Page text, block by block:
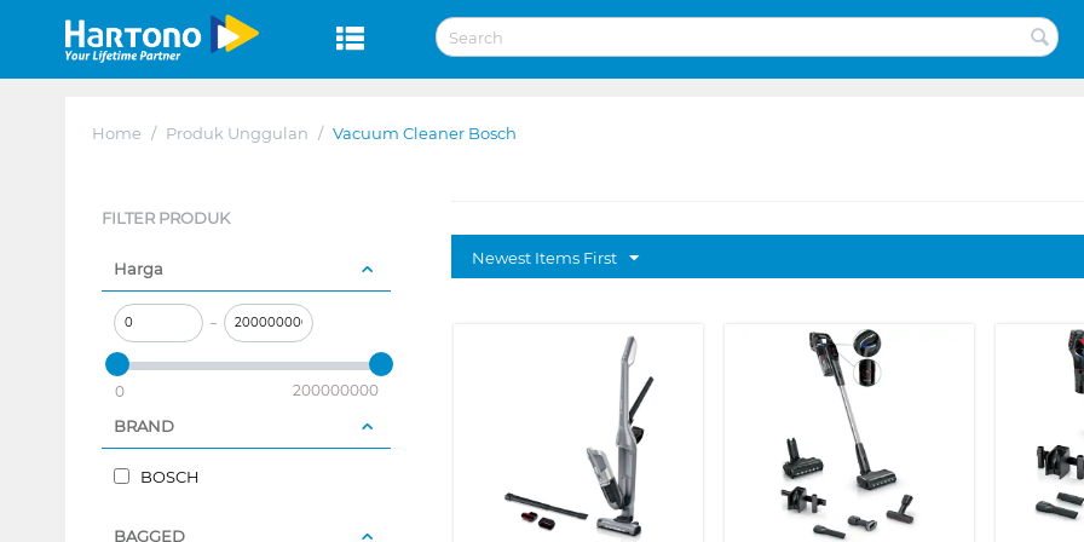
Home / Produk Unggulan / Vacuum Cleaner Bosch
FILTER PRODUK
Harga
–
0 200000000
BRAND
BOSCH
BAGGED
Newest Items First